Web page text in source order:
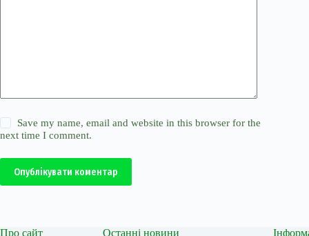
Save my name, email and website in this browser for the
next time I comment.
Опублікувати коментар
Про сайт Останні новини